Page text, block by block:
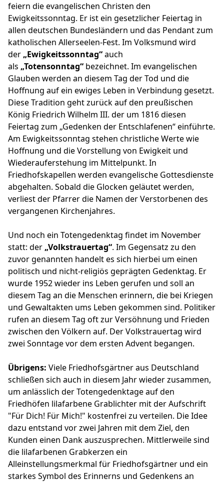
feiern die evangelischen Christen den
Ewigkeitssonntag. Er ist ein gesetzlicher Feiertag in
allen deutschen Bundesländern und das Pendant zum
katholischen Allerseelen-Fest. Im Volksmund wird
der „Ewigkeitssonntag“auch
als „Totensonntag“ bezeichnet. Im evangelischen
Glauben werden an diesem Tag der Tod und die
Hoffnung auf ein ewiges Leben in Verbindung gesetzt.
Diese Tradition geht zurück auf den preußischen
König Friedrich Wilhelm III. der um 1816 diesen
Feiertag zum „Gedenken der Entschlafenen“ einführte.
Am Ewigkeitssonntag stehen christliche Werte wie
Hoffnung und die Vorstellung von Ewigkeit und
Wiederauferstehung im Mittelpunkt. In
Friedhofskapellen werden evangelische Gottesdienste
abgehalten. Sobald die Glocken geläutet werden,
verliest der Pfarrer die Namen der Verstorbenen des
vergangenen Kirchenjahres.
Und noch ein Totengedenktag findet im November
statt: der „Volkstrauertag“. Im Gegensatz zu den
zuvor genannten handelt es sich hierbei um einen
politisch und nicht-religiös geprägten Gedenktag. Er
wurde 1952 wieder ins Leben gerufen und soll an
diesem Tag an die Menschen erinnern, die bei Kriegen
und Gewaltakten ums Leben gekommen sind. Politiker
rufen an diesem Tag oft zur Versöhnung und Frieden
zwischen den Völkern auf. Der Volkstrauertag wird
zwei Sonntage vor dem ersten Advent begangen.
Übrigens: Viele Friedhofsgärtner aus Deutschland
schließen sich auch in diesem Jahr wieder zusammen,
um anlässlich der Totengedenktage auf den
Friedhöfen lilafarbene Grablichter mit der Aufschrift
"Für Dich! Für Mich!" kostenfrei zu verteilen. Die Idee
dazu entstand vor zwei Jahren mit dem Ziel, den
Kunden einen Dank auszusprechen. Mittlerweile sind
die lilafarbenen Grabkerzen ein
Alleinstellungsmerkmal für Friedhofsgärtner und ein
starkes Symbol des Erinnerns und Gedenkens an